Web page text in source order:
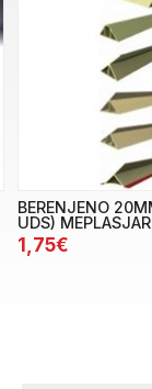
BERENJENO
UDS) MEPLASJAR
1,75€